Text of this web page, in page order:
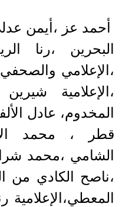
أحمد عز ،أيمن
البحرين ،رنا
،الإعلامي
،الإعلامية
المخدوم، عادل
قطر ، محمد
الشامي ،محمد
،ناصح الكادي من
المعطي،الإعلامية